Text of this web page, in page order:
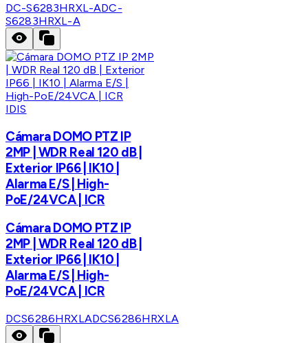
DC-S6283HRXL-ADC-
S6283HRXL-A
IDIS
Cámara DOMO PTZ IP
2MP | WDR Real 120 dB |
Exterior IP66 | IK10 |
Alarma E/S | High-
PoE/24VCA | ICR
Cámara DOMO PTZ IP
2MP | WDR Real 120 dB |
Exterior IP66 | IK10 |
Alarma E/S | High-
PoE/24VCA | ICR
DCS6286HRXLADCS6286HRXLA